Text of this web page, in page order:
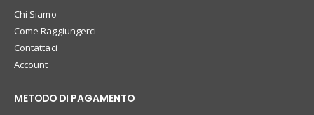
Chi Siamo
Come Raggiungerci
Contattaci
Account
METODO DI PAGAMENTO